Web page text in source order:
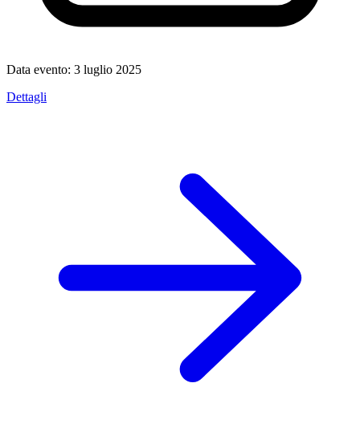
Data evento: 3 luglio 2025
Dettagli